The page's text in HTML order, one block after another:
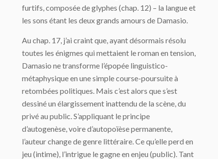
furtifs, composée de glyphes (chap. 12) – la langue et
les sons étant les deux grands amours de Damasio.
Au chap. 17, j’ai craint que, ayant désormais résolu
toutes les énigmes qui mettaient le roman en tension,
Damasio ne transforme l’épopée linguistico-
métaphysique en une simple course-poursuite à
retombées politiques. Mais c’est alors que s’est
dessiné un élargissement inattendu de la scène, du
privé au public. S’appliquant le principe
d’autogenèse, voire d’autopoïèse permanente,
l’auteur change de genre littéraire. Ce qu’elle perd en
jeu (intime), l’intrigue le gagne en enjeu (public). Tant